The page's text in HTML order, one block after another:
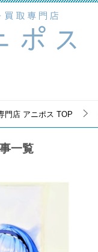
門店 アニポス TOP
一覧